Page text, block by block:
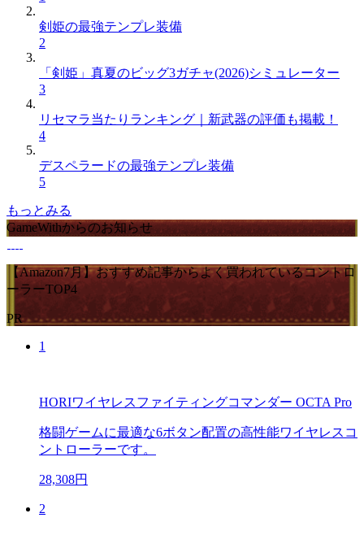
剣姫の最強テンプレ装備
2
「剣姫」真夏のビッグ3ガチャ(2026)シミュレーター
3
リセマラ当たりランキング｜新武器の評価も掲載！
4
デスペラードの最強テンプレ装備
5
もっとみる
GameWithからのお知らせ
【Amazon7月】おすすめ記事からよく買われているコントロ
ーラーTOP4
PR
1
HORIワイヤレスファイティングコマンダー OCTA Pro
格闘ゲームに最適な6ボタン配置の高性能ワイヤレスコ
ントローラーです。
28,308円
2